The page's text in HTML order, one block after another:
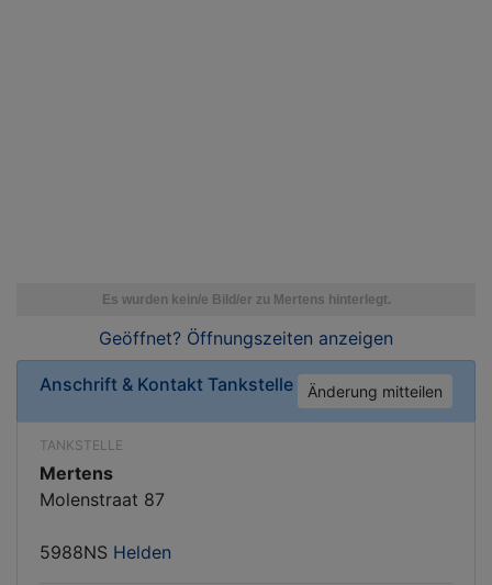
Geöffnet? Öffnungszeiten anzeigen
Anschrift & Kontakt Tankstelle Änderung mitteilen
TANKSTELLE
Mertens
Molenstraat 87
5988NS Helden